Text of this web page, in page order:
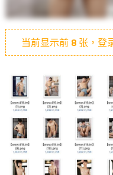
当前显示前 8张，登